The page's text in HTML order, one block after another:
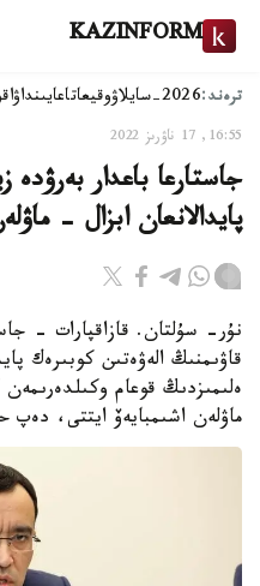
KAZINFORM
ترەند:2026-سايلاۋ وقيعاتاعايىنداۋ
16:55, 17 ناۋرىز 2022
جاستارعا باعدار بەرۋدە
پايدالانعان ابزال -
نۇر- سۇلتان. قازاقپارات -
قاۋىمنىڭ الەۋەتىن كوبىرەك
ەلىمىزدىڭ قوعام
ماۋلەن اشىمبايەۆ ايتتى، دەپ